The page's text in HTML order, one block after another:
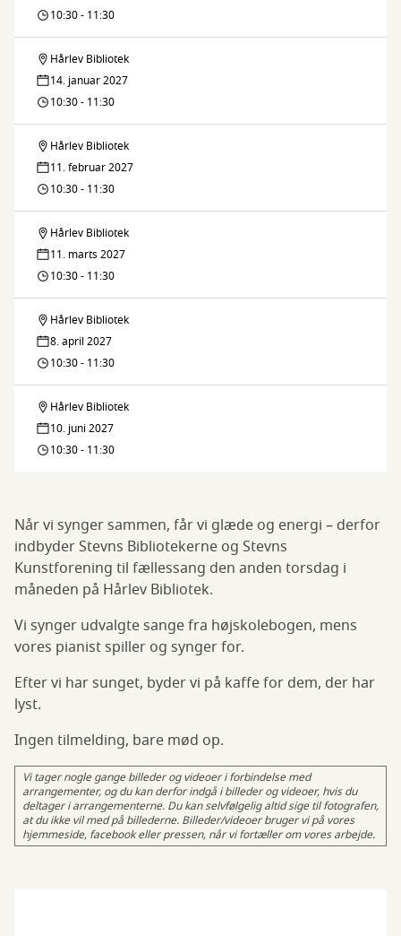
på
Bibliotek
10:30 - 11:30
Fællessang
på
Bibliotek
Hårlev Bibliotek
14. januar 2027
10:30 - 11:30
Fællessang
på
Bibliotek
Hårlev Bibliotek
11. februar 2027
10:30 - 11:30
Fællessang
på
Bibliotek
Hårlev Bibliotek
11. marts 2027
10:30 - 11:30
Fællessang
på
Bibliotek
Hårlev Bibliotek
8. april 2027
10:30 - 11:30
Fællessang
på
Hårlev Bibliotek
10. juni 2027
10:30 - 11:30
Når vi synger sammen, får vi glæde og energi – derfor
indbyder Stevns Bibliotekerne og Stevns
Kunstforening til fællessang den anden torsdag i
måneden på Hårlev Bibliotek.
Vi synger udvalgte sange fra højskolebogen, mens
vores pianist spiller og synger for.
Efter vi har sunget, byder vi på kaffe for dem, der har
lyst.
Ingen tilmelding, bare mød op.
Vi tager nogle gange billeder og videoer i forbindelse med
arrangementer, og du kan derfor indgå i billeder og videoer, hvis du
deltager i arrangementerne. Du kan selvfølgelig altid sige til fotografen,
at du ikke vil med på billederne. Billeder/videoer bruger vi på vores
hjemmeside, facebook eller pressen, når vi fortæller om vores arbejde.